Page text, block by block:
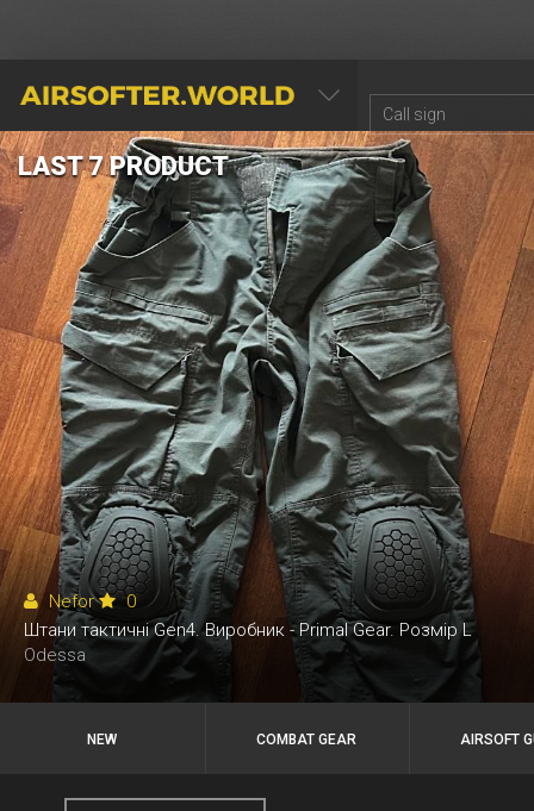
AIRSOFTER.WORLD
LAST 7 PRODUCT
Nefor
0
Штани тактичні Gen4. Виробник - Primal Gear. Розмір L
Odessa
NEW COMBAT GEAR AIRSOFT